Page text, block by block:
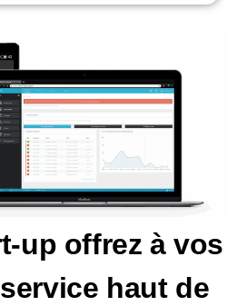
up offrez à vos
haut de